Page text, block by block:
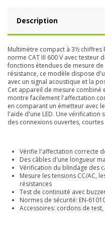
Description
Multimètre compact à 3½ chiffres
norme CAT III 600 V avec testeur
fonctions étendues de mesure
résistance, ce modèle dispose
avec un signal acoustique et la
Cet appareil de mesure
montre facilement l'affectation
en comparant un émetteur avec
l'aide d'une LED. Une vérification
des connexions ouvertes,
Vérifie l'affectation correcte
Des câbles d'une longueur
Vérification du blindage des
Mesure les tensions CC/AC,
résistances
Test de continuité avec
Normes de sécurité: EN-
Accessoires: cordons de